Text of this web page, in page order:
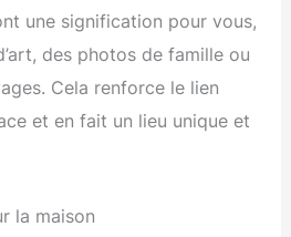
une signification pour vous,
des photos de famille ou
Cela renforce le lien
et en fait un lieu unique et
la maison